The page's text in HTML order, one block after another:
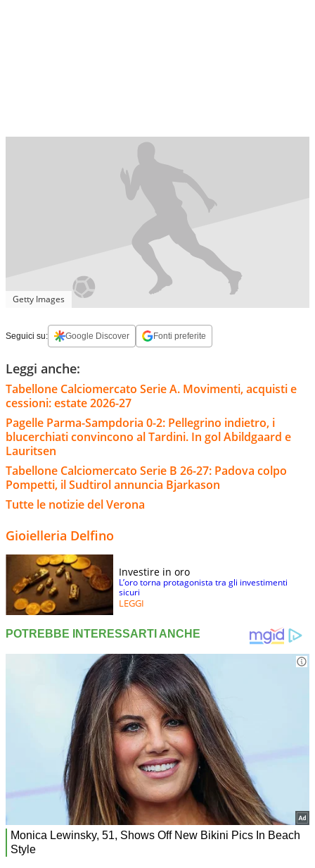
Getty Images
Seguici su: Google Discover Fonti preferite
Leggi anche:
Tabellone Calciomercato Serie A. Movimenti, acquisti e
cessioni: estate 2026-27
Pagelle Parma-Sampdoria 0-2: Pellegrino indietro, i
blucerchiati convincono al Tardini. In gol Abildgaard e
Lauritsen
Tabellone Calciomercato Serie B 26-27: Padova colpo
Pompetti, il Sudtirol annuncia Bjarkason
Tutte le notizie del Verona
Gioielleria Delfino
Investire in oro
L’oro torna protagonista tra gli investimenti
sicuri
LEGGI